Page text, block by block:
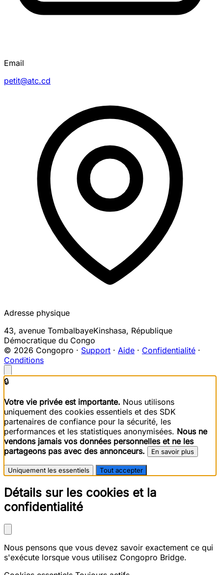
Email
petit@atc.cd
Adresse physique
43, avenue TombalbayeKinshasa, République
Démocratique du Congo
© 2026 Congopro · Support · Aide · Confidentialité ·
Conditions
🔒
Votre vie privée est importante. Nous utilisons
uniquement des cookies essentiels et des SDK
partenaires de confiance pour la sécurité, les
performances et les statistiques anonymisées. Nous ne
vendons jamais vos données personnelles et ne les
partageons pas avec des annonceurs.
En savoir plus
Uniquement les essentiels Tout accepter
Détails sur les cookies et la
confidentialité
Nous pensons que vous devez savoir exactement ce qui
s'exécute lorsque vous utilisez Congopro Bridge.